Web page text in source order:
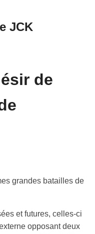
JCK
de
grandes batailles de
et futures, celles-ci
opposant deux